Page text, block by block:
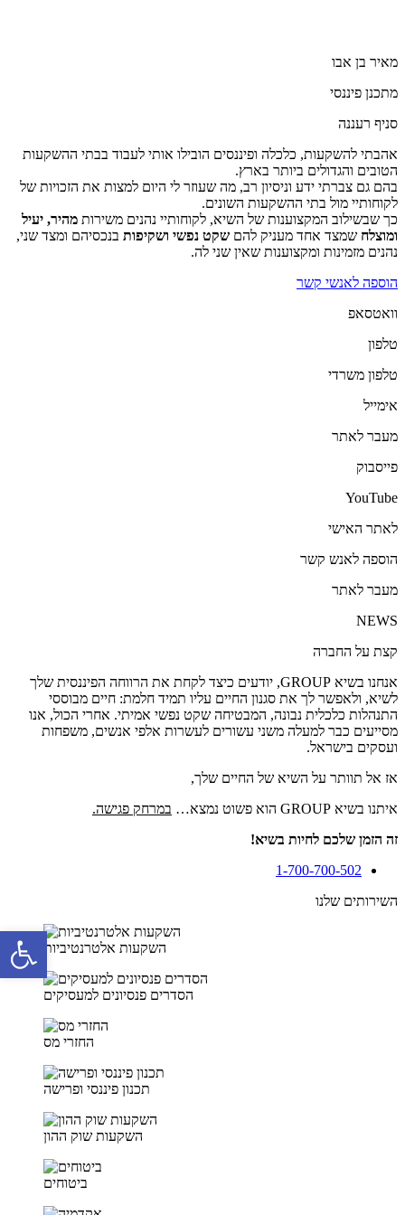
פתח
מאיר בן אבו
מתכנן פיננסי
סניף רעננה
אהבתי להשקעות, כלכלה ופיננסים הובילו אותי לעבוד בבתי ההשקעות
הטובים והגדולים ביותר בארץ.
בהם גם צברתי ידע וניסיון רב, מה שעוזר לי היום למצות את הזכויות של
לקוחותיי מול בתי ההשקעות השונים.
כך שבשילוב המקצוענות של השיא, לקוחותיי נהנים משירות מהיר, יעיל
ומוצלח שמצד אחד מעניק להם שקט נפשי ושקיפות בנכסיהם ומצד שני,
נהנים מזמינות ומקצוענות שאין שני לה.
הוספה לאנשי קשר
וואטסאפ
טלפון
טלפון משרדי
אימייל
מעבר לאתר
פייסבוק
YouTube
לאתר האישי
הוספה לאנש קשר
מעבר לאתר
NEWS
קצת על החברה
אנחנו בשיא GROUP, יודעים כיצד לקחת את הרווחה הפיננסית שלך
לשיא, ולאפשר לך את סגנון החיים עליו תמיד חלמת: חיים מבוססי
התנהלות כלכלית נבונה, המבטיחה שקט נפשי אמיתי. אחרי הכול, אנו
מסייעים כבר למעלה משני עשורים לעשרות אלפי אנשים, משפחות
ועסקים בישראל.
אז אל תוותר על השיא של החיים שלך,
איתנו בשיא GROUP הוא פשוט נמצא…
במרחק פגישה.
זה הזמן שלכם לחיות בשיא!
1-700-700-502
השירותים שלנו
השקעות אלטרנטיביות
הסדרים פנסיונים למעסיקים
החזרי מס
תכנון פיננסי ופרישה
השקעות שוק ההון
ביטוחים